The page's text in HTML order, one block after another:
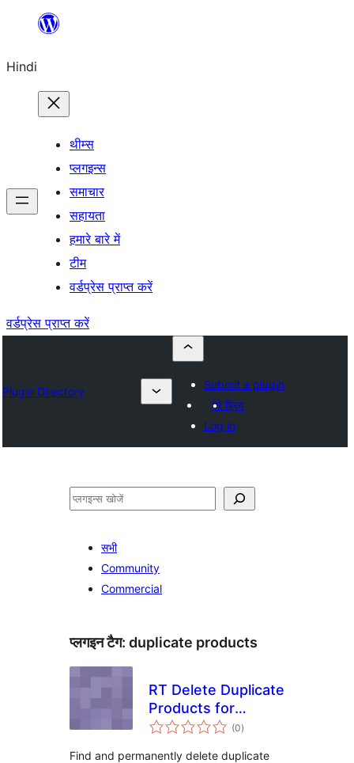
सामग्री
जाएं
Hindi
थीम्स
प्लगइन्स
समाचार
सहायता
हमारे बारे में
टीम
वर्डप्रेस प्राप्त करें
वर्डप्रेस प्राप्त करें
Plugin Directory
Submit a plugin
मेरे प्रिय
Log in
खोजें
सभी
Community
Commercial
प्लगइन टैग: duplicate products
RT Delete Duplicate
Products for
WooCommerce
(0कुल
दर)
Find and permanently delete duplicate